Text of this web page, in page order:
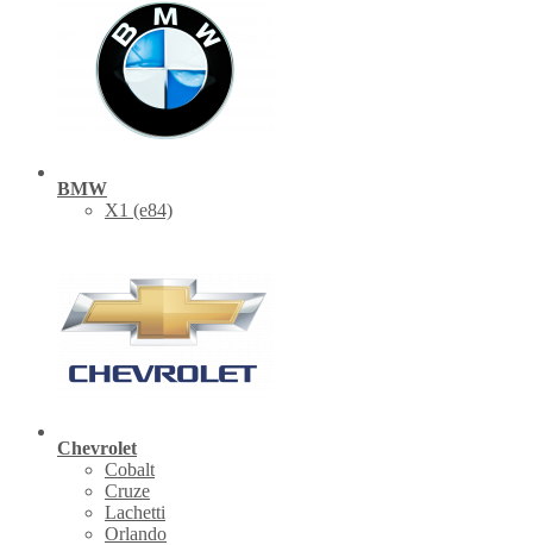
BMW
X1 (е84)
Chevrolet
Cobalt
Cruze
Lachetti
Orlando